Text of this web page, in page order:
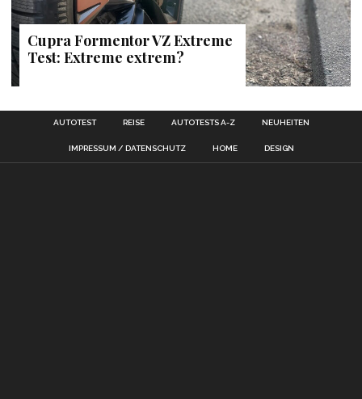
Cupra Formentor VZ Extreme
Test: Extreme extrem?
AUTOTEST REISE AUTOTESTS A-Z NEUHEITEN
IMPRESSUM / DATENSCHUTZ HOME DESIGN